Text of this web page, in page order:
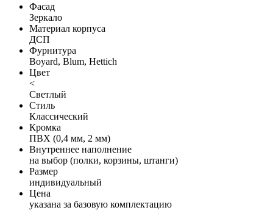
Фасад
Зеркало
Материал корпуса
ДСП
Фурнитура
Boyard, Blum, Hettich
Цвет
<
Светлый
Стиль
Классический
Кромка
ПВХ (0,4 мм, 2 мм)
Внутреннее наполнение
на выбор (полки, корзины, штанги)
Размер
индивидуальный
Цена
указана за базовую комплектацию